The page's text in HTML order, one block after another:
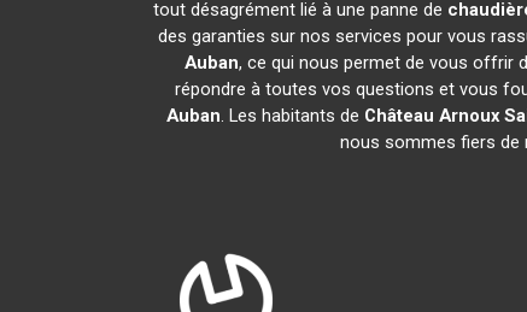
tout désagrément lié à une panne de
des garanties sur nos services pour vous
Auban, ce qui nous permet de vous offrir
répondre à toutes vos questions et vous
Auban. Les habitants de Château Arnoux
nous sommes fiers de